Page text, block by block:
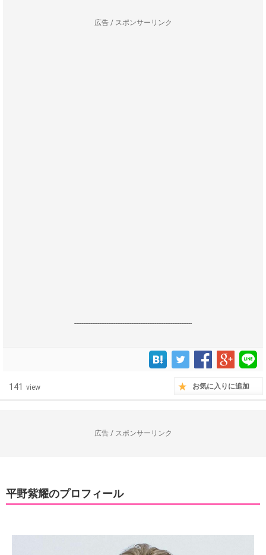
広告 / スポンサーリンク
------------------------------------------------------------------
141 view お気に入りに追加
広告 / スポンサーリンク
平野紫耀のプロフィール